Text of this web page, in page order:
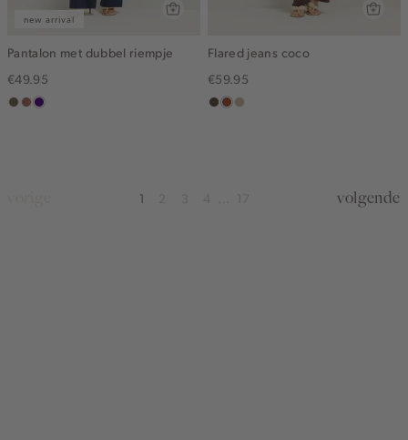
new arrival
Pantalon met dubbel riempje
€49.95
middenbruin
terracotta
indigo
Flared jeans coco
€59.95
donkerkhaki
bruinlichtzand
1 volgende